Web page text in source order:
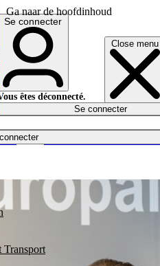
Ga naar de hoofdinhoud
Close menu
Transport
English
Deutsch
Español
Se connecter
êtes déconnecté.
Se connecter